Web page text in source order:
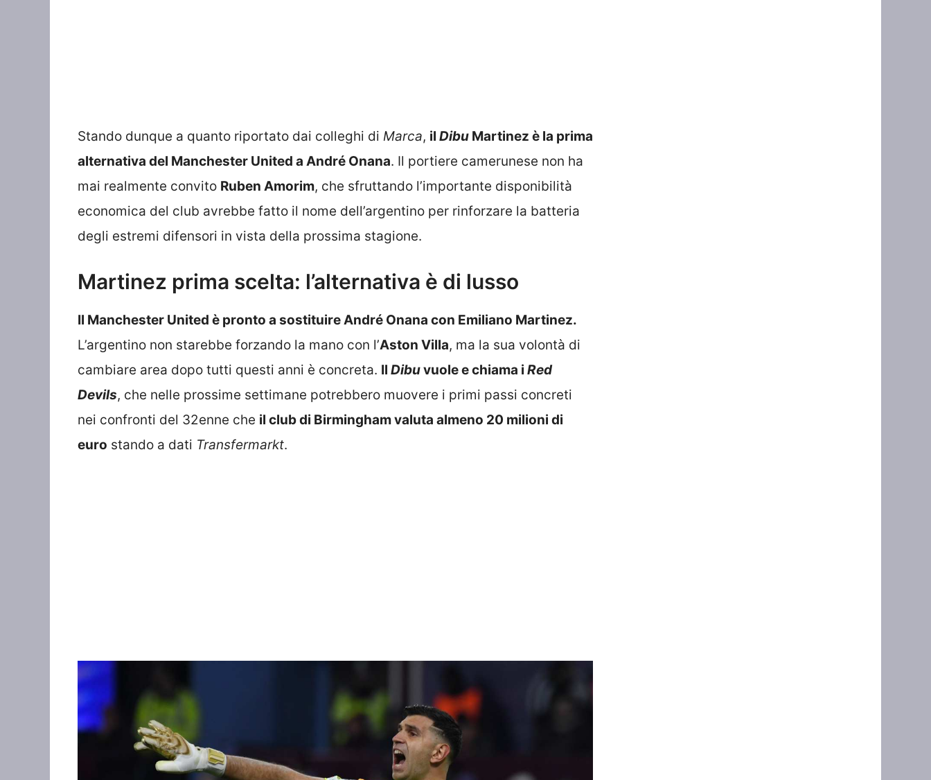
Stando dunque a quanto riportato dai colleghi di Marca, il Dibu Martinez è la prima
alternativa del Manchester United a André Onana. Il portiere camerunese non ha
mai realmente convito Ruben Amorim, che sfruttando l’importante disponibilità
economica del club avrebbe fatto il nome dell’argentino per rinforzare la batteria
degli estremi difensori in vista della prossima stagione.
Martinez prima scelta: l’alternativa è di lusso
Il Manchester United è pronto a sostituire André Onana con Emiliano Martinez.
L’argentino non starebbe forzando la mano con l’Aston Villa, ma la sua volontà di
cambiare area dopo tutti questi anni è concreta. Il Dibuvuole e chiama i Red
Devils, che nelle prossime settimane potrebbero muovere i primi passi concreti
nei confronti del 32enne che il club di Birmingham valuta almeno 20 milioni di
euro stando a dati Transfermarkt.